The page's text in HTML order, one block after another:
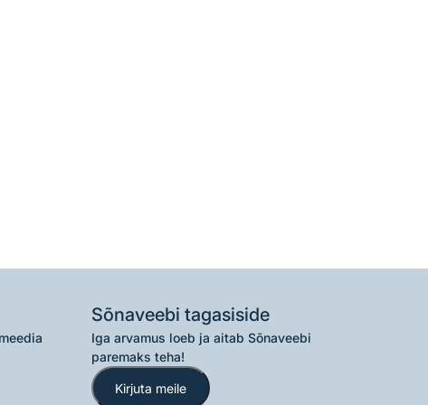
Sõnaveebi tagasiside
Iga arvamus loeb ja aitab Sõnaveebi
paremaks teha!
Kirjuta meile